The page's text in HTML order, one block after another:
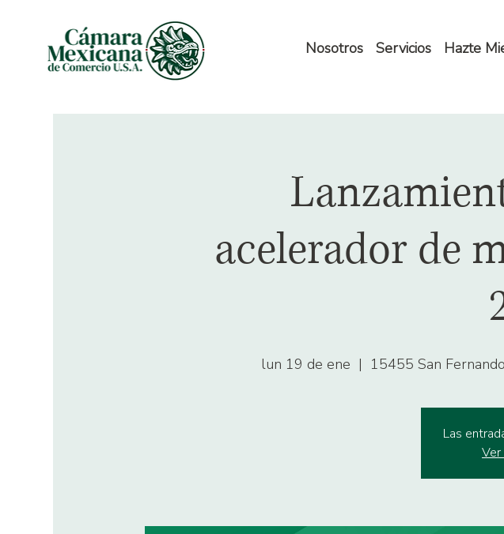
Nosotros Servicios Hazte
acelerador de
lun 19 de ene
  |
15455 San
Las